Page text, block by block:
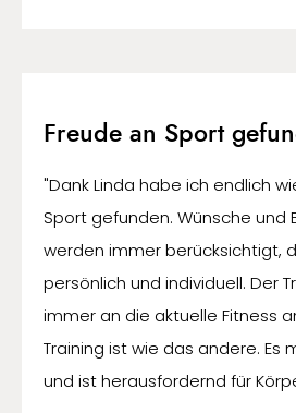
Freude an Sport
"Dank Linda habe ich endlich
Sport gefunden. Wünsche und
werden immer berücksichtigt,
persönlich und individuell. Der
immer an die aktuelle Fitness
Training ist wie das andere. Es
und ist herausfordernd für